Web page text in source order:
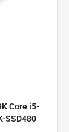
Core i5-
SSD480